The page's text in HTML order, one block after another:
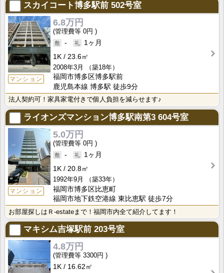
スカイコート博多駅前 502号室
マンション
6.8万円
0円
-
1ヶ月
1K
23.6㎡
2008年3月
（築18年）
福岡市博多区博多駅前
鹿児島本線 博多駅 徒歩9分
法人契約可！家具家電付きで個人負担を減らせます♪
ライオンズマンション博多駅南第3 604号室
マンション
5.0万円
0円
-
1ヶ月
1K
20.8㎡
1992年9月
（築33年）
福岡市博多区比恵町
福岡市地下鉄空港線 東比恵駅 徒歩7分
お部屋探しはＲ-estateまで！福岡市内全て紹介してます！
マキシム吉塚駅前 203号室
4.8万円
3300円
1K
16.62㎡